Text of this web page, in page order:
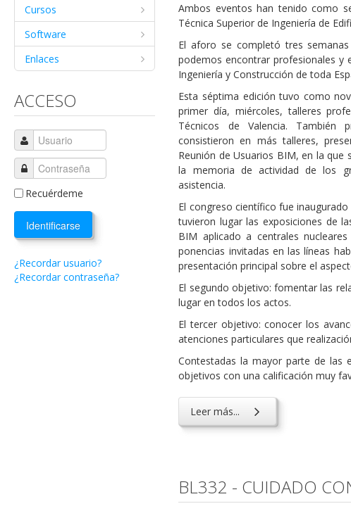
Cursos
Software
Enlaces
ACCESO
Recuérdeme
Identificarse
¿Recordar usuario?
¿Recordar contraseña?
Ambos eventos han tenido como
Técnica Superior de Ingeniería de
El aforo se completó tres
podemos encontrar profesionales y
Ingeniería y Construcción de toda
Esta séptima edición tuvo como
primer día, miércoles, talleres
Técnicos de Valencia. También
consistieron en más talleres,
Reunión de Usuarios BIM, en la
la memoria de actividad de los
asistencia.
El congreso científico fue
tuvieron lugar las exposiciones de
BIM aplicado a centrales
ponencias invitadas en las líneas
presentación principal sobre el
El segundo objetivo: fomentar las
lugar en todos los actos.
El tercer objetivo: conocer los
atenciones particulares que
Contestadas la mayor parte de las
objetivos con una calificación muy
Leer más...
BL332 - CUIDADO